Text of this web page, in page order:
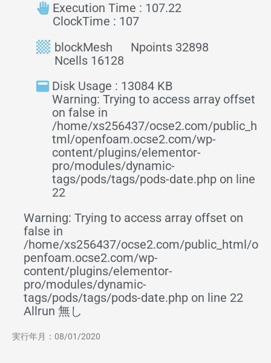
Execution Time : 107.22
ClockTime : 107
blockMesh
Npoints 32898
Ncells 16128
Disk Usage : 13084 KB
Warning: Trying to access array offset
on false in
/home/xs256437/ocse2.com/public_h
tml/openfoam.ocse2.com/wp-
content/plugins/elementor-
pro/modules/dynamic-
tags/pods/tags/pods-date.php on line
22
Warning: Trying to access array offset on
false in
/home/xs256437/ocse2.com/public_html/o
penfoam.ocse2.com/wp-
content/plugins/elementor-
pro/modules/dynamic-
tags/pods/tags/pods-date.php on line 22
Allrun 無し
実行年月：08/01/2020